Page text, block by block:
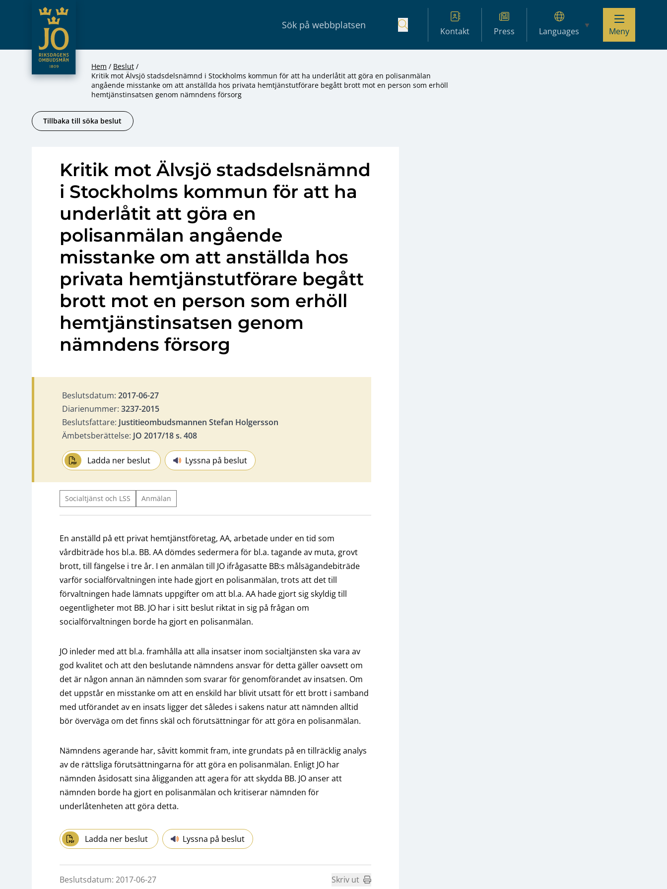
Hoppa till innehåll
JO – Riksdagens Ombudsmän
Kontakt Press Languages Meny
Hem
Beslut
Kritik mot Älvsjö stadsdelsnämnd i Stockholms kommun för att ha underlåtit att göra en polisanmälan
angående misstanke om att anställda hos privata hemtjänstutförare begått brott mot en person som erhöll
hemtjänstinsatsen genom nämndens försorg
Tillbaka till söka beslut
Kritik mot Älvsjö stadsdelsnämnd
i Stockholms kommun för att ha
underlåtit att göra en
polisanmälan angående
misstanke om att anställda hos
privata hemtjänstutförare begått
brott mot en person som erhöll
hemtjänstinsatsen genom
nämndens försorg
Beslutsdatum: 2017-06-27
Diarienummer: 3237-2015
Beslutsfattare: Justitieombudsmannen Stefan Holgersson
Ämbetsberättelse: JO 2017/18 s. 408
Ladda ner beslut Lyssna på beslut
Socialtjänst och LSS Anmälan
En anställd på ett privat hemtjänstföretag, AA, arbetade under en tid som
vårdbiträde hos bl.a. BB. AA dömdes sedermera för bl.a. tagande av muta, grovt
brott, till fängelse i tre år. I en anmälan till JO ifrågasatte BB:s målsägandebiträde
varför socialförvaltningen inte hade gjort en polisanmälan, trots att det till
förvaltningen hade lämnats uppgifter om att bl.a. AA hade gjort sig skyldig till
oegentligheter mot BB. JO har i sitt beslut riktat in sig på frågan om
socialförvaltningen borde ha gjort en polisanmälan.
JO inleder med att bl.a. framhålla att alla insatser inom socialtjänsten ska vara av
god kvalitet och att den beslutande nämndens ansvar för detta gäller oavsett om
det är någon annan än nämnden som svarar för genomförandet av insatsen. Om
det uppstår en misstanke om att en enskild har blivit utsatt för ett brott i samband
med utförandet av en insats ligger det således i sakens natur att nämnden alltid
bör överväga om det finns skäl och förutsättningar för att göra en polisanmälan.
Nämndens agerande har, såvitt kommit fram, inte grundats på en tillräcklig analys
av de rättsliga förutsättningarna för att göra en polisanmälan. Enligt JO har
nämnden åsidosatt sina åligganden att agera för att skydda BB. JO anser att
nämnden borde ha gjort en polisanmälan och kritiserar nämnden för
underlåtenheten att göra detta.
Ladda ner beslut Lyssna på beslut
Beslutsdatum: 2017-06-27 Skriv ut